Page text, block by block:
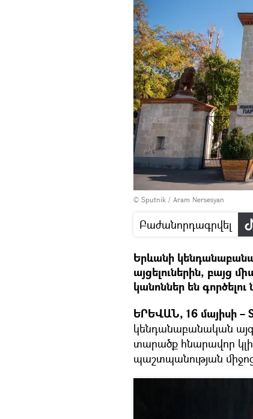
© Sputnik / Aram Nersesyan
Բաժանորդագրվել
Երևանի
այցելուներին, բայց
կանոններ են գործելու
ԵՐԵՎԱՆ, 16 մայիսի –
կենդանաբանական
տարածք հնարավոր
պաշտպանության